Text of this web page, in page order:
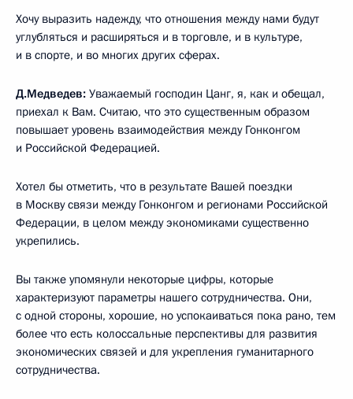
Хочу выразить надежду, что отношения между нами будут
углубляться и расширяться и в торговле, и в культуре,
и в спорте, и во многих других сферах.
Д.Медведев: Уважаемый господин Цанг, я, как и обещал,
приехал к Вам. Считаю, что это существенным образом
повышает уровень взаимодействия между Гонконгом
и Российской Федерацией.
Хотел бы отметить, что в результате Вашей поездки
в Москву связи между Гонконгом и регионами Российской
Федерации, в целом между экономиками существенно
укрепились.
Вы также упомянули некоторые цифры, которые
характеризуют параметры нашего сотрудничества. Они,
с одной стороны, хорошие, но успокаиваться пока рано, тем
более что есть колоссальные перспективы для развития
экономических связей и для укрепления гуманитарного
сотрудничества.